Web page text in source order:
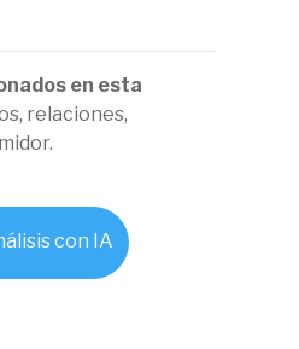
en esta
relaciones,
con IA